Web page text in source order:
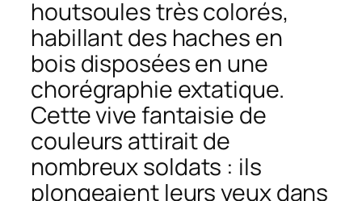
houtsoules très colorés,
habillant des haches en
bois disposées en une
chorégraphie extatique.
Cette vive fantaisie de
couleurs attirait de
nombreux soldats : ils
plongeaient leurs yeux dans